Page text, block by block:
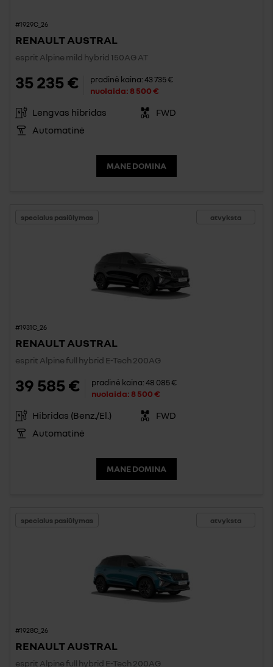
#1929C_26
RENAULT AUSTRAL
esprit Alpine mild hybrid 150AG AT
35 235 € pradinė kaina:43 735 €
nuolaida:8 500 €
Lengvas hibridas
FWD
Automatinė
MANE DOMINA
atvyksta
specialus pasiūlymas
#1931C_26
RENAULT AUSTRAL
esprit Alpine full hybrid E-Tech 200AG
39 585 € pradinė kaina:48 085 €
nuolaida:8 500 €
Hibridas (Benz./El.)
FWD
Automatinė
MANE DOMINA
atvyksta
specialus pasiūlymas
#1928C_26
RENAULT AUSTRAL
esprit Alpine full hybrid E-Tech 200AG